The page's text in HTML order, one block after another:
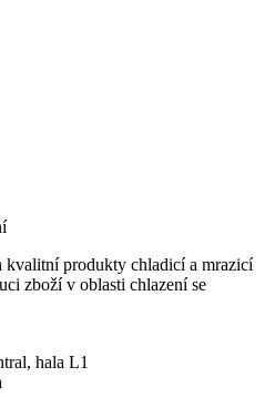
produkty chladicí a mrazicí
zboží v oblasti chlazení se
hala L1